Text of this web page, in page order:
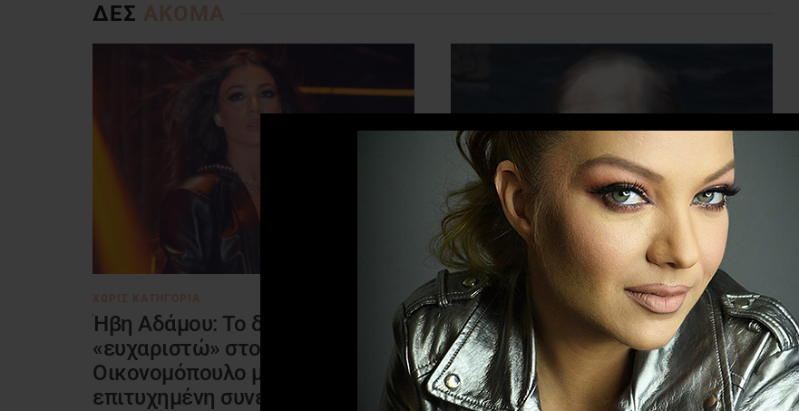
ΔΕΣ
Ήβη Αδάμου: Το δημόσιο
«ευχαριστώ» στον Νίκο
Οικονομόπουλο μετά την
επιτυχημένη συνεργασία τους
ΧΩΡΊΣ ΚΑΤΗΓΟΡΊΑ
Γιώργος Κωνσταντίνου: «Ποτέ
δεν σκέφτηκα να σταματήσω το
θέατρο – Αν το κάνω θα έρθετε
στην τελετή μου αμέσως μετά»